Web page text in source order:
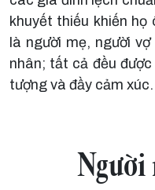
khuyết thiếu khiến họ
là người mẹ, người
nhân; tất cả đều
tượng và đầy cảm xúc.
Người